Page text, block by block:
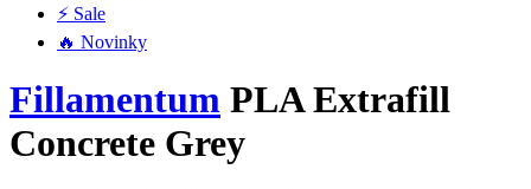
⚡ Sale
🔥 Novinky
Fillamentum PLA Extrafill
Concrete Grey